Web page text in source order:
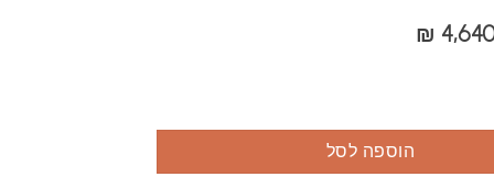
₪
הוספה לסל